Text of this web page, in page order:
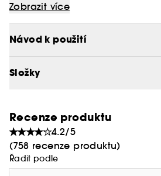
redukuje tmavé kruhy pod
vyplňující a hydratační
extraktu z listů aloe, extraktu
Naše voděodolné složení
únavy a nedokonalostí a
přirozený lesk pro bezchybný
Zobrazit více
Návod k použití
Složky
Recenze produktu
4.2/5
(758 recenze produktu)
Řadit podle